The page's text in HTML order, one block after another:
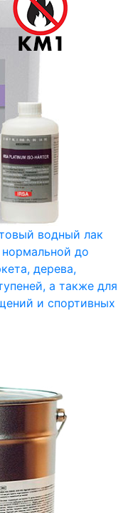
водный лак
до
дерева,
а также для
и спортивных